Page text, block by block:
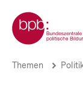
zum
Seiteninhalt
springen
Zur Startseite der bpb
Mobbing
Themen